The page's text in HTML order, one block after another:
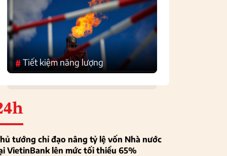
#Tiết kiệm năng lượng
tướng chỉ đạo nâng tỷ lệ vốn Nhà nước
VietinBank lên mức tối thiểu 65%